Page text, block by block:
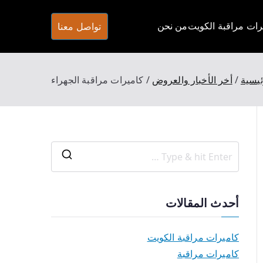
شركة تركيب كاميرات مرقبة في الكويت كاميرات مراقبة اصلية تعمل بالظروف الليلية وبتصوير فائق الجودة Full HD وتتميز شركتنا باسعارها
مراقبة الكويتمن نحن تواصل معنا
أخر الأخبار والعروض كاميرات مراقبة الجهراء
أحدث المقالات
كاميرات مراقبة الكويت
كاميرات مراقبة